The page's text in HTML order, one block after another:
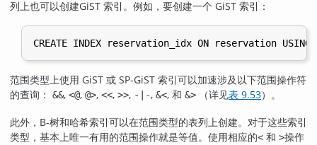
列上也可以创建GiST 索引。例如，要创建一个 GiST 索引：
范围类型上使用 GiST 或 SP-GiST 索引可以加速涉及以下范围操作符
的查询： &&, <@, @>, <<, >>, -|-, &<, 和 &> （详见表 9.53）。
此外，B-树和哈希索引可以在范围类型的表列上创建。对于这些索引
类型，基本上唯一有用的范围操作就是等值。使用相应的< 和 >操作